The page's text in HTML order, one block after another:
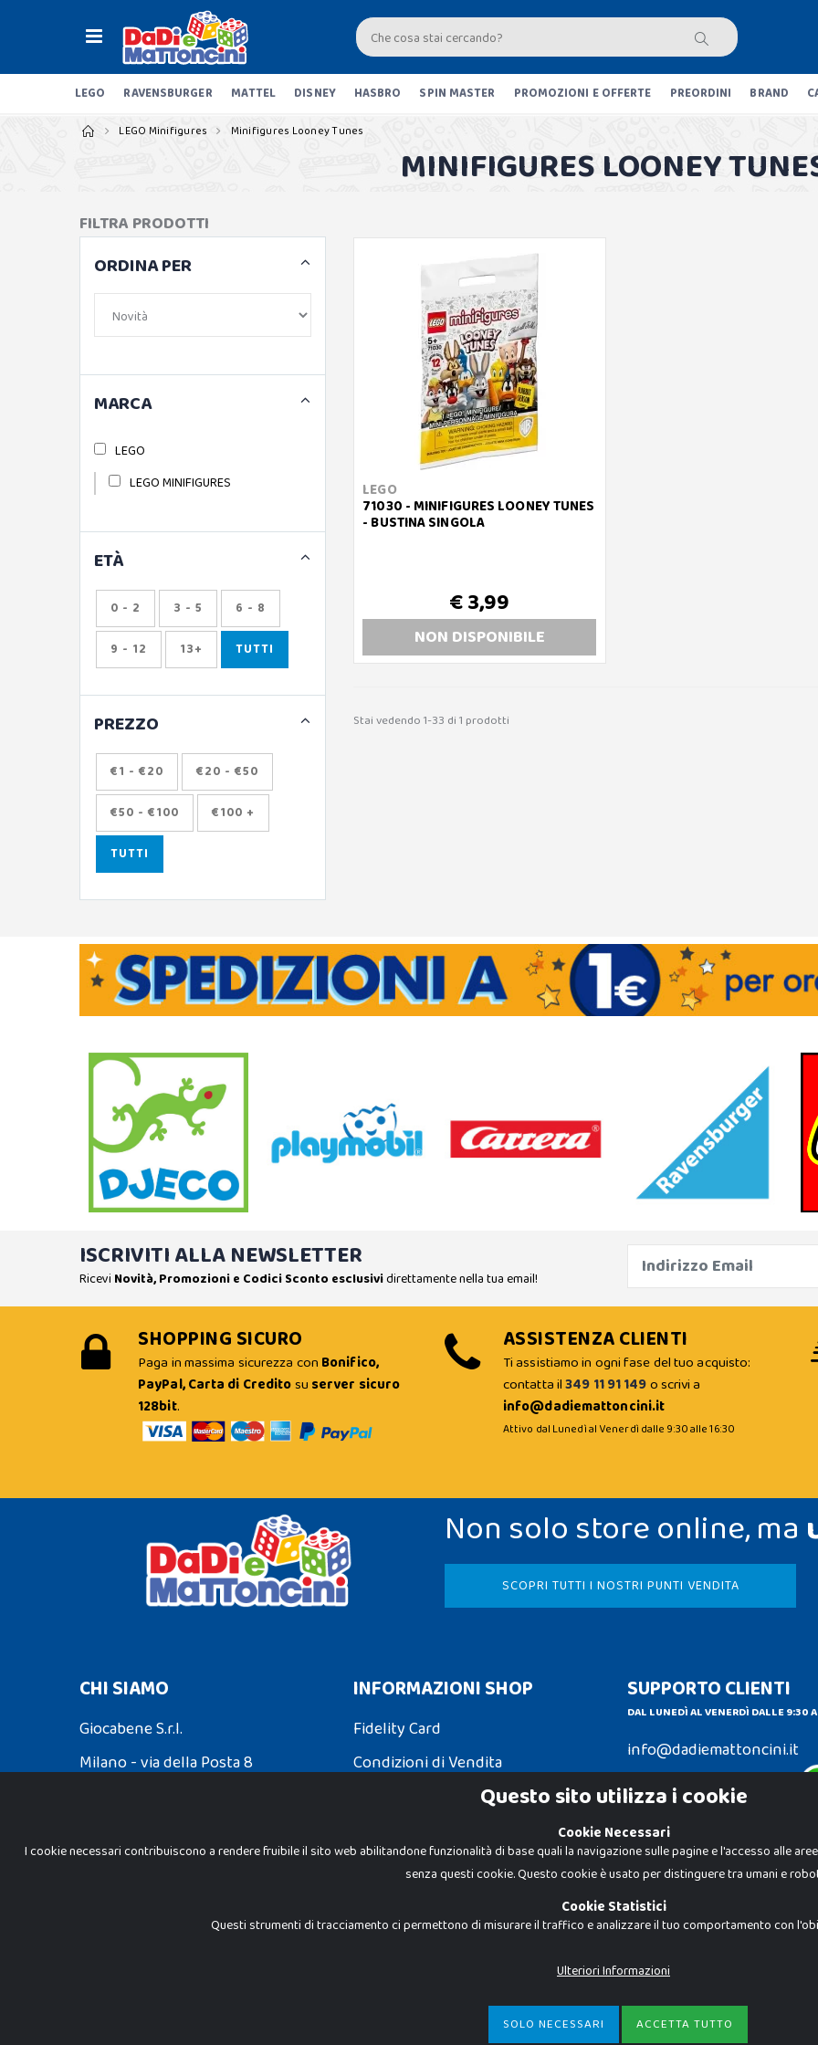
LEGO RAVENSBURGER MATTEL DISNEY HASBRO SPIN MASTER PROMOZIONI E OFFERTE PREORDINI BRAND
LEGO Minifigures Minifigures Looney Tunes
MINIFIGURES LOONEY
LEGO
71030 - MINIFIGURES LOONEY TUNES
- BUSTINA SINGOLA
€ 3,99
NON DISPONIBILE
Stai vedendo 1-33 di 1 prodotti
FILTRA PRODOTTI
ORDINA PER
MARCA
LEGO
LEGO MINIFIGURES
ETÀ
0 - 2 3 - 5 6 - 8
9 - 12 13+ TUTTI
PREZZO
€1 - €20 €20 - €50
€50 - €100 €100 +
TUTTI
ISCRIVITI ALLA NEWSLETTER
Ricevi Novità, Promozioni e Codici Sconto esclusividirettamente nella tua email!
SHOPPING SICURO
Paga in massima sicurezza con Bonifico,
PayPal, Carta di Creditosu server sicuro
128bit.
ASSISTENZA CLIENTI
Ti assistiamo in ogni fase del tuo acquisto:
contatta il349 11 91 149o scrivi a
info@dadiemattoncini.it
Attivo dal Lunedì al Venerdì dalle 9:30 alle 16:30
Non solo store online, ma
SCOPRI TUTTI I NOSTRI PUNTI VENDITA
CHI SIAMO
Giocabene S.r.l.
Milano - via della Posta 8
INFORMAZIONI SHOP
Fidelity Card
Condizioni di Vendita
SUPPORTO CLIENTI
DAL LUNEDÌ AL VENERDÌ DALLE 9:30
info@dadiemattoncini.it
Contattaci su Whatsapp
Dadi e Mattoncini è un brand di
proprietà dei rispettivi titolari.
I prezzi e le promozioni pubblicate
Giocabene Srl - via della Posta 8, 20123
Questo sito utilizza i cookie
Cookie Necessari
I cookie necessari contribuiscono a rendere fruibile il sito web abilitandone funzionalità di base quali la navigazione sulle pagine e l'accesso alle
senza questi cookie. Questo cookie è usato per distinguere tra umani e
Cookie Statistici
Questi strumenti di tracciamento ci permettono di misurare il traffico e analizzare il tuo comportamento con
Ulteriori Informazioni
SOLO NECESSARI ACCETTA TUTTO